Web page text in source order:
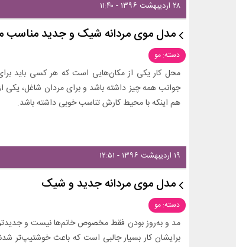
۲۸ اردیبهشت ۱۳۹۶ - ۱۱:۴۰
مدل موی مردانه شیک و جدید
دسته: مو
محل کار یکی از مکان‌هایی است که هر کسی باید
جوانب همه چیز داشته باشد و برای مردان شاغل،
هم اینکه با محیط کارش تناسب خوبی داشته باشد.
۱۹ اردیبهشت ۱۳۹۶ - ۱۲:۵۱
مدل موی مردانه جدید و شیک
دسته: مو
مد و به‌روز بودن فقط مخصوص خانم‌ها نیست و
برایشان کار بسیار جالبی است که باعث خوشتیپ‌تر